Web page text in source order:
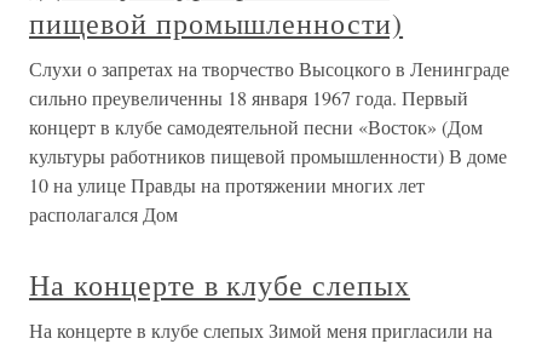
пищевой промышленности)
Слухи о запретах на творчество Высоцкого в Ленинграде
сильно преувеличенны 18 января 1967 года. Первый
концерт в клубе самодеятельной песни «Восток» (Дом
культуры работников пищевой промышленности) В доме
10 на улице Правды на протяжении многих лет
располагался Дом
На концерте в клубе слепых
На концерте в клубе слепых Зимой меня пригласили на